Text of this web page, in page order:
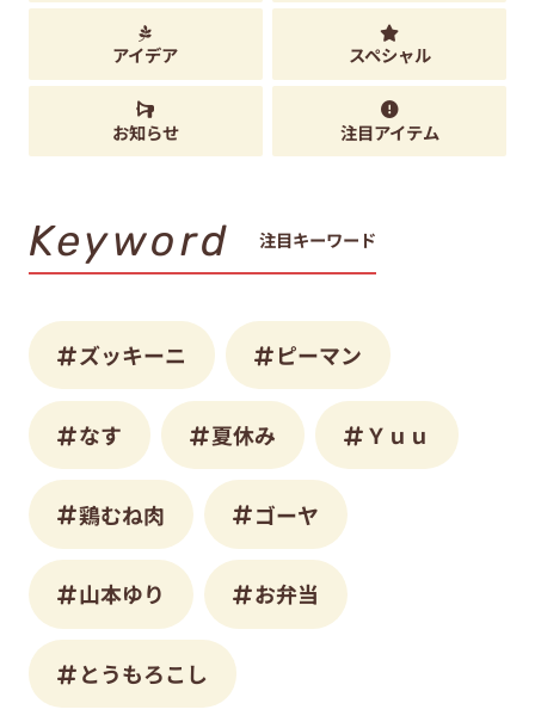
アイデア スペシャル
お知らせ 注目アイテム
Keyword 注目キーワード
ズッキーニ ピーマン
なす 夏休み Ｙｕｕ
鶏むね肉 ゴーヤ
山本ゆり お弁当
とうもろこし